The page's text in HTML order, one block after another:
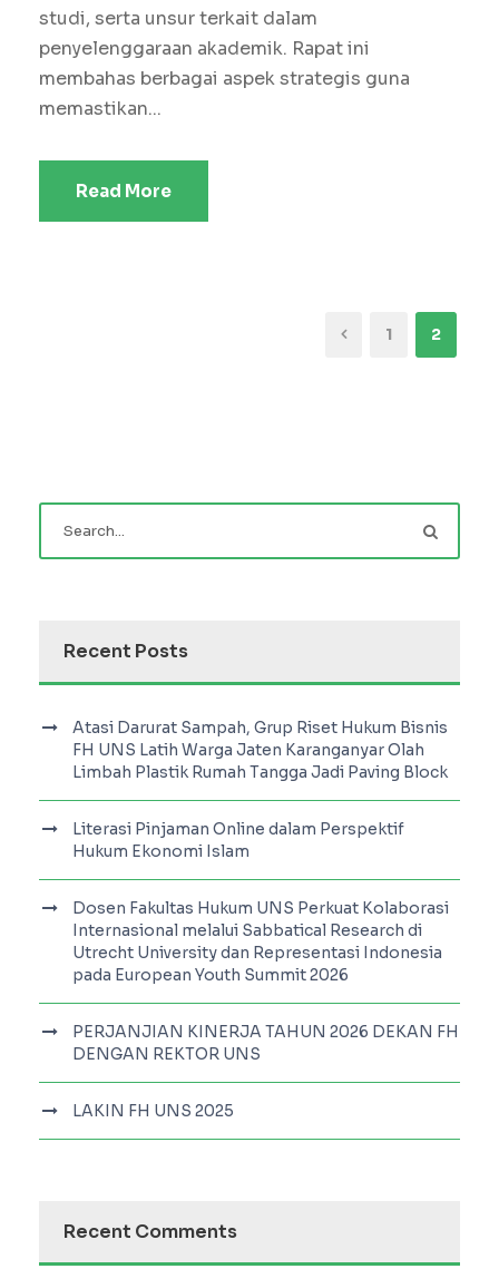
studi, serta unsur terkait dalam
penyelenggaraan akademik. Rapat ini
membahas berbagai aspek strategis guna
memastikan...
Read More
1 2
Recent Posts
Atasi Darurat Sampah, Grup Riset Hukum Bisnis
FH UNS Latih Warga Jaten Karanganyar Olah
Limbah Plastik Rumah Tangga Jadi Paving Block
Literasi Pinjaman Online dalam Perspektif
Hukum Ekonomi Islam
Dosen Fakultas Hukum UNS Perkuat Kolaborasi
Internasional melalui Sabbatical Research di
Utrecht University dan Representasi Indonesia
pada European Youth Summit 2026
PERJANJIAN KINERJA TAHUN 2026 DEKAN FH
DENGAN REKTOR UNS
LAKIN FH UNS 2025
Recent Comments